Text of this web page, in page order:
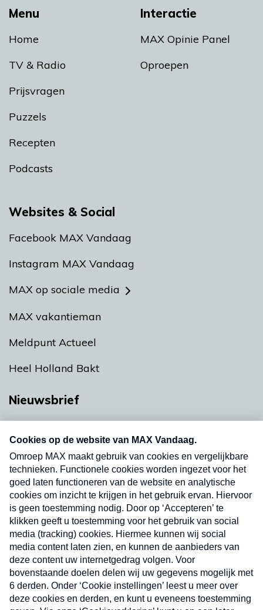
Menu
Home
TV & Radio
Prijsvragen
Puzzels
Recepten
Podcasts
Interactie
MAX Opinie Panel
Oproepen
Websites & Social
Facebook MAX Vandaag
Instagram MAX Vandaag
MAX op sociale media
MAX vakantieman
Meldpunt Actueel
Heel Holland Bakt
Nieuwsbrief
nieuwsbrief. Elke vrijdag- en dinsdagochtend in
uw mailbox.
Verzend
Nieuwsbrief